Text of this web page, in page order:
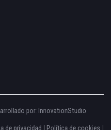
por: InnovationStudio
de privacidad | Política de cookies |